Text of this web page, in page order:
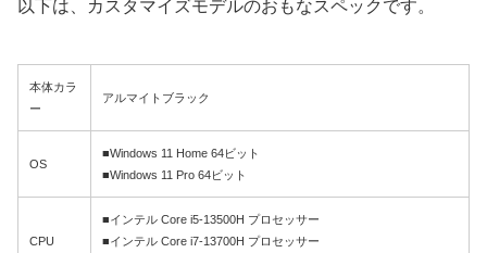
以下は、カスタマイズモデルのおもなスペックです。
本体カラ
ー
アルマイトブラック
OS
■Windows 11 Home 64ビット
■Windows 11 Pro 64ビット
CPU
■インテル Core i5-13500H プロセッサー
■インテル Core i7-13700H プロセッサー